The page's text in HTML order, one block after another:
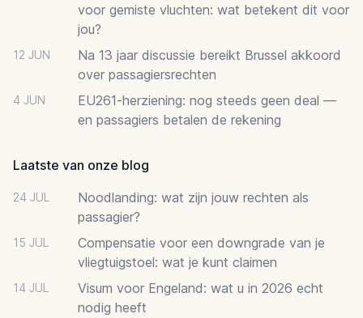
voor gemiste vluchten: wat betekent dit voor
jou?
12 JUN
Na 13 jaar discussie bereikt Brussel akkoord
over passagiersrechten
4 JUN
EU261-herziening: nog steeds geen deal —
en passagiers betalen de rekening
Laatste van onze blog
24 JUL
Noodlanding: wat zijn jouw rechten als
passagier?
15 JUL
Compensatie voor een downgrade van je
vliegtuigstoel: wat je kunt claimen
14 JUL
Visum voor Engeland: wat u in 2026 echt
nodig heeft